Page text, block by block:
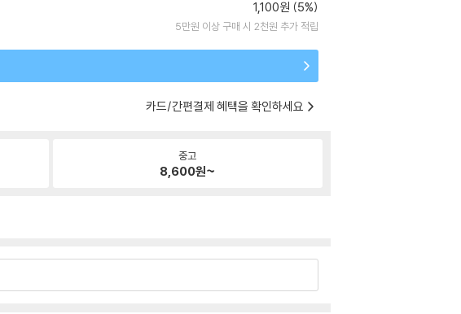
1,100원 (5%)
5만원 이상 구매 시 2천원 추가 적립
카드/간편결제 혜택을 확인하세요
중고
8,600원~